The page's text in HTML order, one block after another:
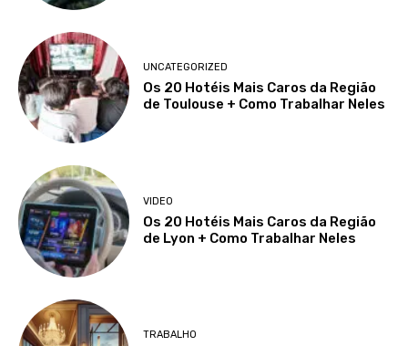
UNCATEGORIZED
Os 20 Hotéis Mais Caros da Região
de Toulouse + Como Trabalhar Neles
VIDEO
Os 20 Hotéis Mais Caros da Região
de Lyon + Como Trabalhar Neles
TRABALHO